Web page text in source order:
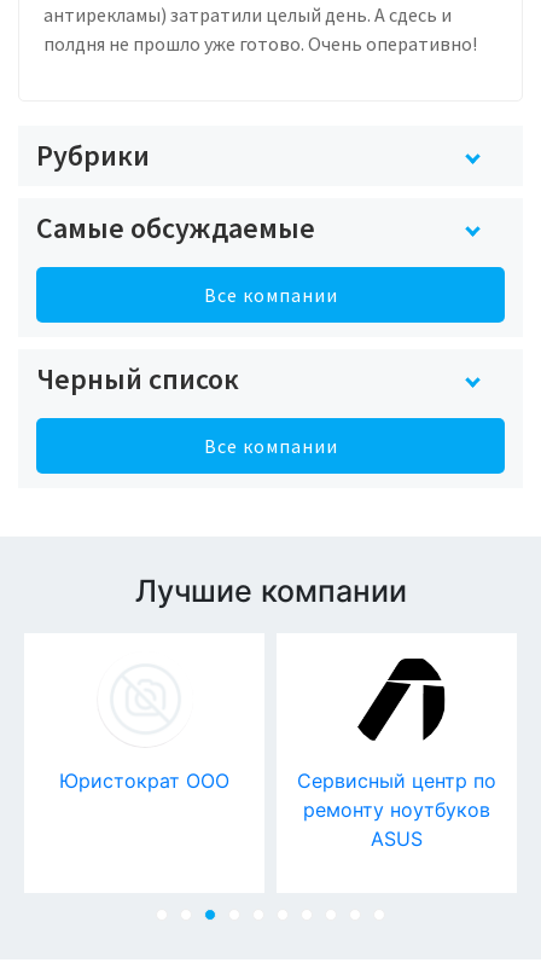
антирекламы) затратили целый день. А сдесь и
полдня не прошло уже готово. Очень оперативно!
Рубрики
Самые обсуждаемые
Все компании
Черный список
Все компании
Лучшие компании
Юристократ ООО
Сервисный центр по
ремонту ноутбуков
ASUS